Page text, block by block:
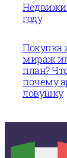
году
Покупка
мираж
план?
почему
ловушку